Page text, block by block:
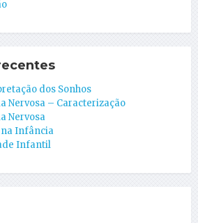
dos Sonhos
Nervosa – Caracterização
Nervosa
na Infância
Infantil